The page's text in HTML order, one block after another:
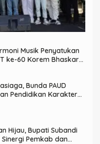
Musik Penyatukan
ke-60 Korem Bhaskara
Bunda PAUD
Pendidikan Karakter
Hijau, Bupati Subandi
Pemkab dan